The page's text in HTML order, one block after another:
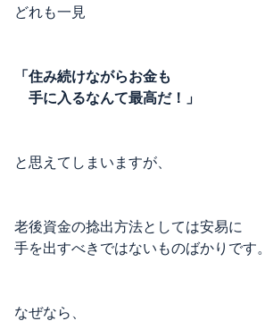
どれも一見
「住み続けながらお金も
手に入るなんて最高だ！」
と思えてしまいますが、
老後資金の捻出方法としては安易に
手を出すべきではないものばかりです。
なぜなら、